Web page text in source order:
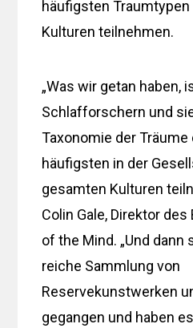
häufigsten Traumtypen
Kulturen teilnehmen.
„Was wir getan haben,
Schlafforschern und
Taxonomie der
häufigsten in der
gesamten Kulturen
Colin Gale, Direktor
of the Mind. „Und dann
reiche Sammlung von
Reservekunstwerken
gegangen und haben